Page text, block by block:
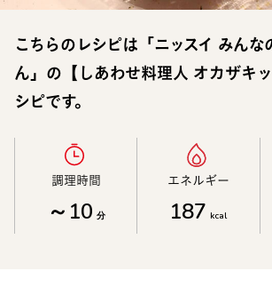
こちらのレシピは「ニッスイ みんな
ん」の【しあわせ料理人 オカザキ
シピです。
調理時間​
～10 分
エネルギー​
187 kcal